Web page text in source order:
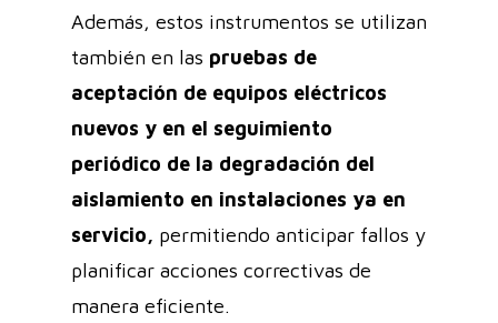
Además, estos instrumentos se utilizan
también en las pruebas de
aceptación de equipos eléctricos
nuevos y en el seguimiento
periódico de la degradación del
aislamiento en instalaciones ya en
servicio, permitiendo anticipar fallos y
planificar acciones correctivas de
manera eficiente.